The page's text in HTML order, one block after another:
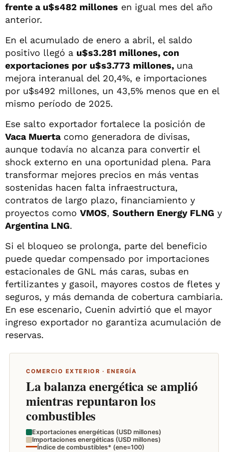
frente a u$s482 millones en igual mes del año
anterior.
En el acumulado de enero a abril, el saldo
positivo llegó a u$s3.281 millones, con
exportaciones por u$s3.773 millones, una
mejora interanual del 20,4%, e importaciones
por u$s492 millones, un 43,5% menos que en el
mismo período de 2025.
Ese salto exportador fortalece la posición de
Vaca Muertacomo generadora de divisas,
aunque todavía no alcanza para convertir el
shock externo en una oportunidad plena. Para
transformar mejores precios en más ventas
sostenidas hacen falta infraestructura,
contratos de largo plazo, financiamiento y
proyectos como VMOS, Southern Energy FLNG y
Argentina LNG.
Si el bloqueo se prolonga, parte del beneficio
puede quedar compensado por importaciones
estacionales de GNL más caras, subas en
fertilizantes y gasoil, mayores costos de fletes y
seguros, y más demanda de cobertura cambiaria.
En ese escenario, Cuenin advirtió que el mayor
ingreso exportador no garantiza acumulación de
reservas.